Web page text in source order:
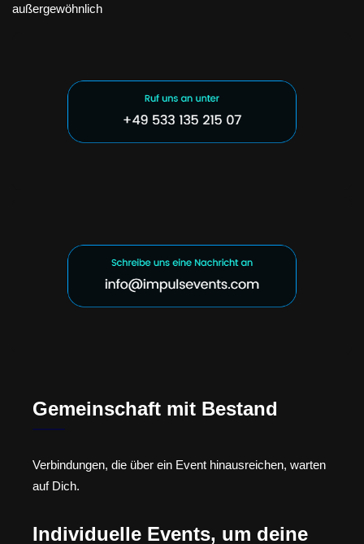
außergewöhnlich
Gemeinschaft mit Bestand
Verbindungen, die über ein Event hinausreichen, warten
auf Dich.
Individuelle Events, um deine